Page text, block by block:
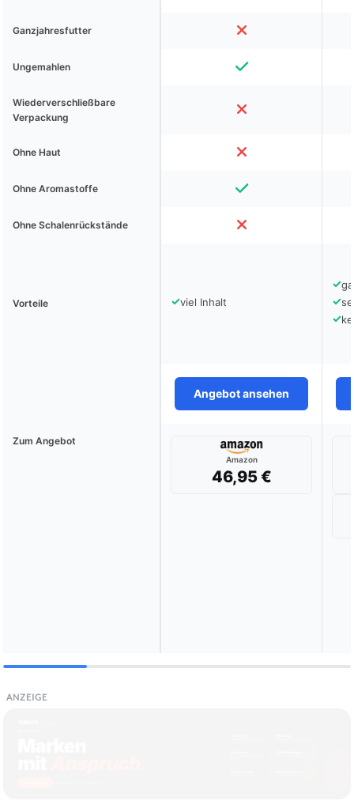
Ganzjahresfutter
Ungemahlen
Wiederverschließbare
Verpackung
Ohne Haut
Ohne Aromastoffe
Ohne Schalenrückstände
Vorteile ✓viel Inhalt
✓
✓
✓
Angebot ansehen
Zum Angebot
Amazon
46,95 €
ANZEIGE